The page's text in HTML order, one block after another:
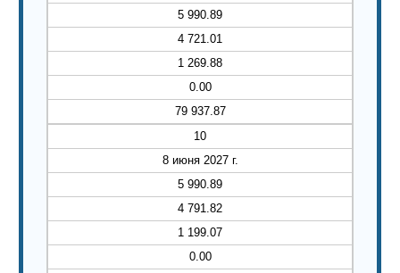
5 990.89
4 721.01
1 269.88
0.00
79 937.87
10
8 июня 2027 г.
5 990.89
4 791.82
1 199.07
0.00